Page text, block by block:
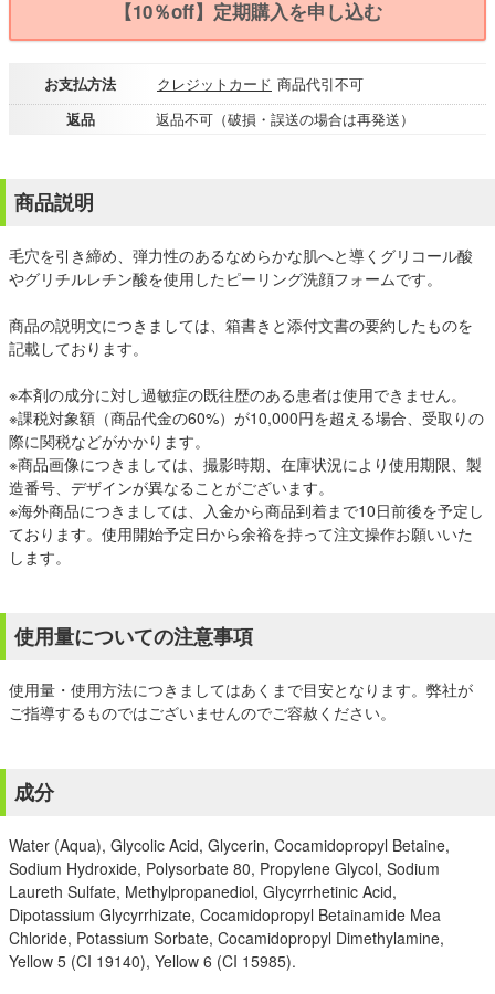
【10％off】定期購入を申し込む
お支払方法 クレジットカード 商品代引不可
返品
返品不可（破損・誤送の場合は再発送）
商品説明
毛穴を引き締め、弾力性のあるなめらかな肌へと導くグリコール酸
やグリチルレチン酸を使用したピーリング洗顔フォームです。
商品の説明文につきましては、箱書きと添付文書の要約したものを
記載しております。
※本剤の成分に対し過敏症の既往歴のある患者は使用できません。
※課税対象額（商品代金の60%）が10,000円を超える場合、受取りの
際に関税などがかかります。
※商品画像につきましては、撮影時期、在庫状況により使用期限、製
造番号、デザインが異なることがございます。
※海外商品につきましては、入金から商品到着まで10日前後を予定し
ております。使用開始予定日から余裕を持って注文操作お願いいた
します。
使用量についての注意事項
使用量・使用方法につきましてはあくまで目安となります。弊社が
ご指導するものではございませんのでご容赦ください。
成分
Water (Aqua), Glycolic Acid, Glycerin, Cocamidopropyl Betaine,
Sodium Hydroxide, Polysorbate 80, Propylene Glycol, Sodium
Laureth Sulfate, Methylpropanediol, Glycyrrhetinic Acid,
Dipotassium Glycyrrhizate, Cocamidopropyl Betainamide Mea
Chloride, Potassium Sorbate, Cocamidopropyl Dimethylamine,
Yellow 5 (CI 19140), Yellow 6 (CI 15985).